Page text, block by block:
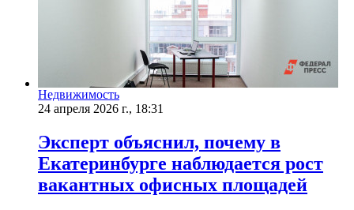
Недвижимость
24 апреля 2026 г., 18:31
Эксперт объяснил, почему в
Екатеринбурге наблюдается рост
вакантных офисных площадей